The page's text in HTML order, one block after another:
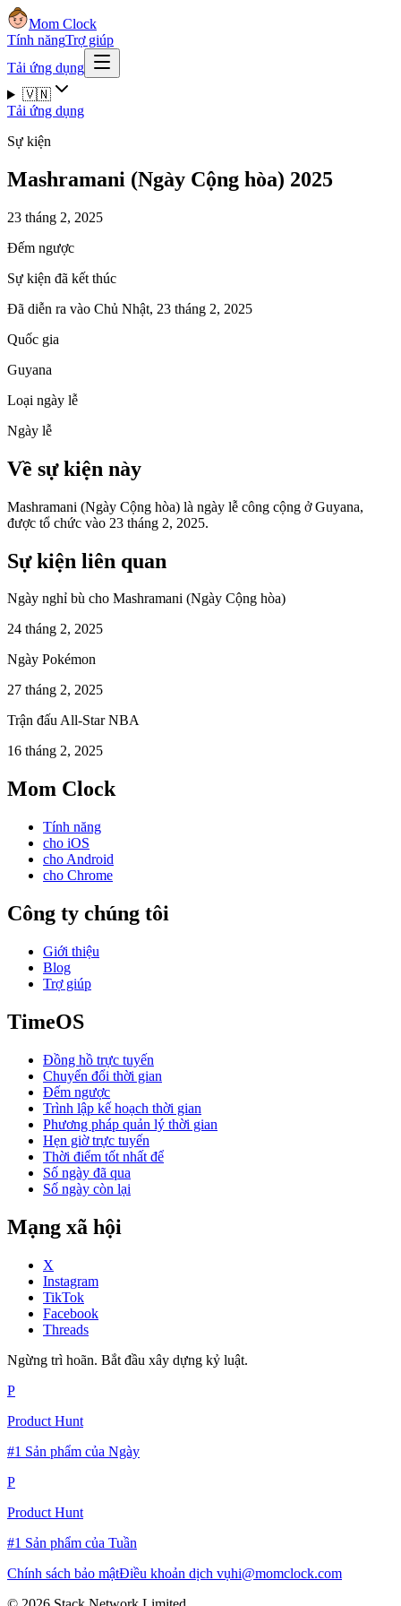
Mom Clock
Tính năngTrợ giúp
Tải ứng dụng
🇻🇳
Tải ứng dụng
Sự kiện
Mashramani (Ngày Cộng hòa) 2025
23 tháng 2, 2025
Đếm ngược
Sự kiện đã kết thúc
Đã diễn ra vào Chủ Nhật, 23 tháng 2, 2025
Quốc gia
Guyana
Loại ngày lễ
Ngày lễ
Về sự kiện này
Mashramani (Ngày Cộng hòa) là ngày lễ công cộng ở Guyana,
được tổ chức vào 23 tháng 2, 2025.
Sự kiện liên quan
Ngày nghỉ bù cho Mashramani (Ngày Cộng hòa)
24 tháng 2, 2025
Ngày Pokémon
27 tháng 2, 2025
Trận đấu All-Star NBA
16 tháng 2, 2025
Mom Clock
Tính năng
cho iOS
cho Android
cho Chrome
Công ty chúng tôi
Giới thiệu
Blog
Trợ giúp
TimeOS
Đồng hồ trực tuyến
Chuyển đổi thời gian
Đếm ngược
Trình lập kế hoạch thời gian
Phương pháp quản lý thời gian
Hẹn giờ trực tuyến
Thời điểm tốt nhất để
Số ngày đã qua
Số ngày còn lại
Mạng xã hội
X
Instagram
TikTok
Facebook
Threads
Ngừng trì hoãn. Bắt đầu xây dựng kỷ luật.
P
Product Hunt
#1 Sản phẩm của Ngày
P
Product Hunt
#1 Sản phẩm của Tuần
Chính sách bảo mậtĐiều khoản dịch vụhi@momclock.com